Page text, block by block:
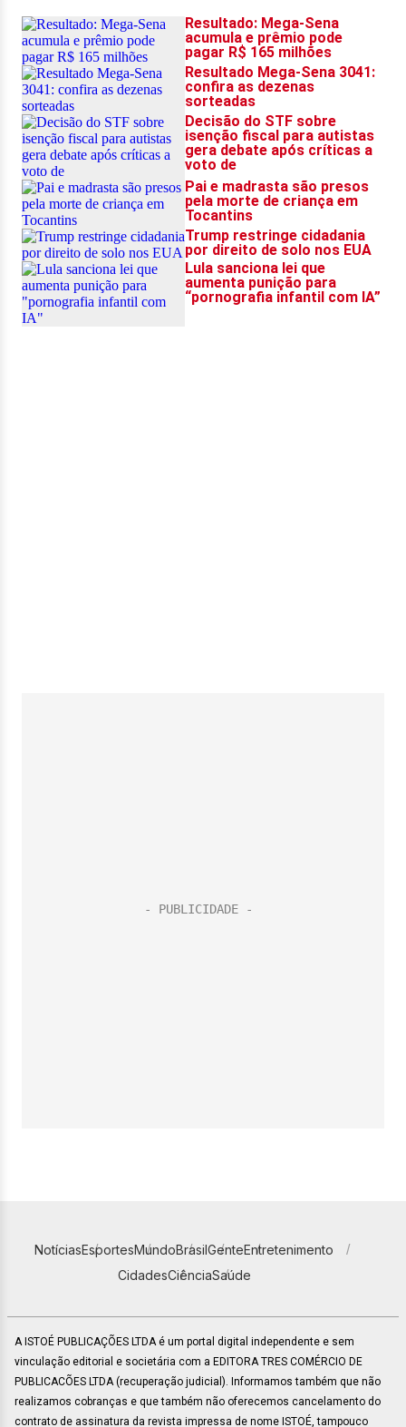
NotíciasEsportesMundoBrasilGenteEntretenimento
CidadesCiênciaSaúde
A ISTOÉ PUBLICAÇÕES LTDA é um portal digital independente e sem
vinculação editorial e societária com a EDITORA TRES COMÉRCIO DE
PUBLICACÕES LTDA (recuperação judicial). Informamos também que não
realizamos cobranças e que também não oferecemos cancelamento do
contrato de assinatura da revista impressa de nome ISTOÉ, tampouco